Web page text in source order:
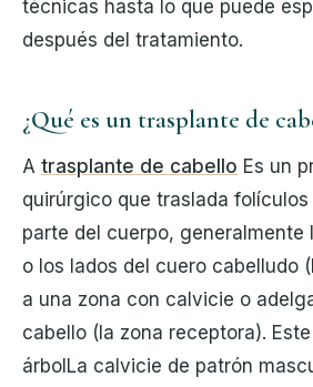
técnicas hasta lo que puede
después del tratamiento.
¿Qué es un trasplante de
A trasplante de cabello Es un
quirúrgico que traslada
parte del cuerpo, generalmente
o los lados del cuero cabelludo
a una zona con calvicie o
cabello (la zona receptora).
árbol La calvicie de patrón